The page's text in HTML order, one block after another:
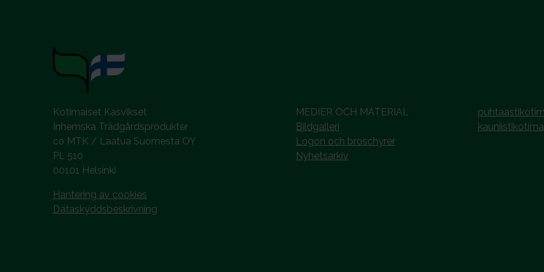
Kotimaiset Kasvikset
Inhemska Trädgårdsprodukter
co MTK / Laatua Suomesta OY
PL 510
00101 Helsinki
Hantering av cookies
Dataskyddsbeskrivning
MEDIER OCH MATERIAL
Bildgalleri
Logon och broschyrer
Nyhetsarkiv